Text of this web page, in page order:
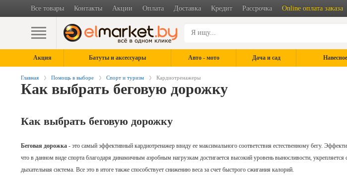
Все товары Контакты Акции Оплата Доставка Кредит Рассрочка Online оплата заказа
Акция Батуты и аксессуары Авто - мото Дача и сад
Главная Помощь в выборе Спорт и туризм Кардиотренажеры
Как выбрать беговую дорожку
Как выбрать беговую дорожку
Беговая дорожка - это самый эффективный кардиотренажер ввиду ее максимального соответствия естественному бегу.
что в данном виде спорта благодаря динамичным аэробным нагрузкам достигается высокий уровень выносливости, укрепляется
дыхательная система. Все это в итоге также способствует снижению веса за счет быстрого сжигания калорий.